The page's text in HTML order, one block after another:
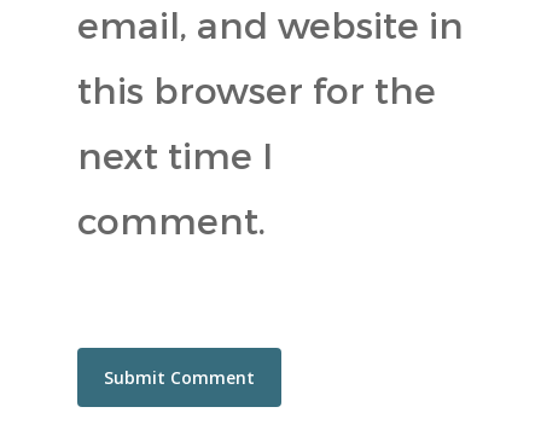
email, and website in
this browser for the
next time I
comment.